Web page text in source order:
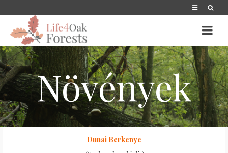
Növények
Dunai Berkenye